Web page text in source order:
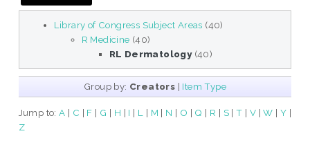
Library of Congress Subject Areas (40)
R Medicine (40)
RL Dermatology(40)
Group by: Creators | Item Type
Jump to:A | C | F | G | H | I | L | M | N | O | Q | R | S|T | V |W |Y |
Z